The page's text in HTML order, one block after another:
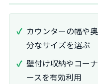
カウンターの幅や
分なサイズを選ぶ
壁付け収納やコー
ースを有効利用